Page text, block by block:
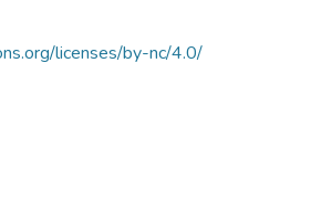
licenses/by-nc/4.0/